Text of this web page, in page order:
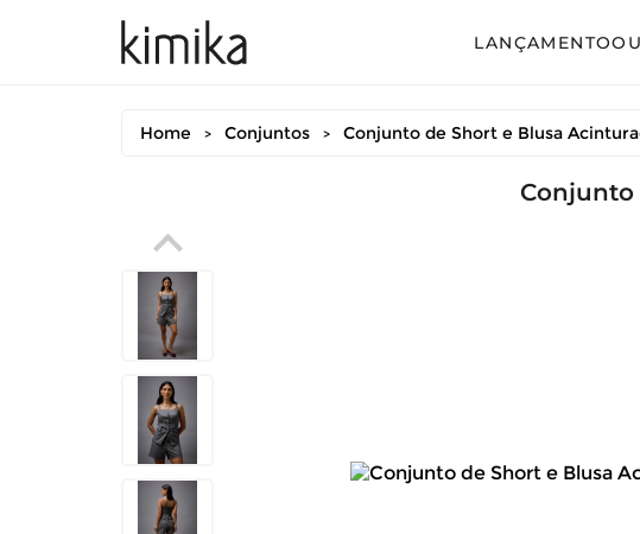
LANÇAMENTO
Conjunto Calça
Conjunto Saia
Home > Conjuntos > Conjunto de Short e Blusa
Conjunto